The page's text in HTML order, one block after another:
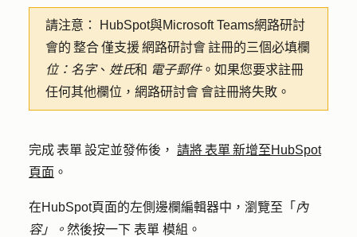
請注意：
HubSpot與Microsoft Teams網路研討
會的 整合 僅支援 網路研討會 註冊的三個必填欄
位：名字、 姓氏和 電子郵件。如果您要求註冊
任何其他欄位，網路研討會 會註冊將失敗。
完成 表單 設定並發佈後， 請將 表單 新增至HubSpot
頁面 。
在HubSpot頁面的左側邊欄編輯器中，瀏覽至「 內
容」。 然後按一下 表單 模組。